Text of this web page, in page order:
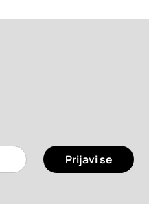
Prijavi se